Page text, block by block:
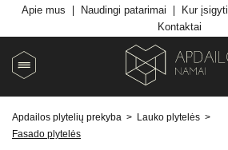
Apie mus Naudingi patarimai Kur
Kontaktai
Apdailos plytelių prekyba > Lauko plytelės >
Fasado plytelės